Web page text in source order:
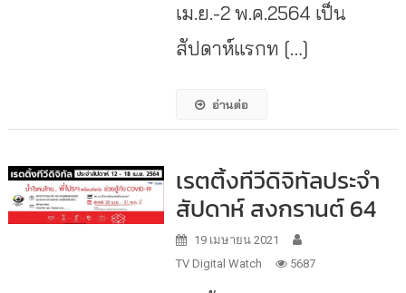
เม.ย.-2 พ.ค.2564 เป็น
สัปดาห์แรกท […]
อ่านต่อ
เรตติ้งทีวีดิจิทัลประจำ
สัปดาห์ สงกรานต์ 64
19 เมษายน 2021
TV Digital Watch
5687